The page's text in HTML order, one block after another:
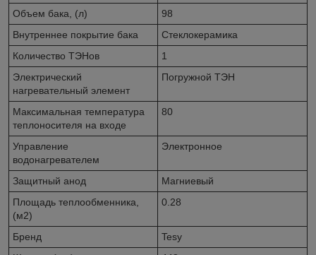
Объем бака, (л)
98
Внутреннее покрытие бака
Стеклокерамика
Количество ТЭНов
1
Электрический
нагревательный элемент
Погружной ТЭН
Максимальная температура
теплоносителя на входе
80
Управление
водонагревателем
Электронное
Защитный анод
Магниевый
Площадь теплообменника,
(м2)
0.28
Бренд
Tesy